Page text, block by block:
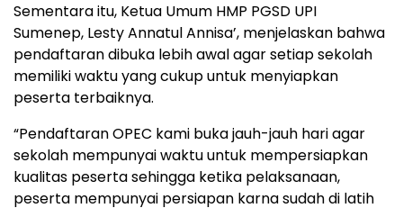
Sementara itu, Ketua Umum HMP PGSD UPI
Sumenep, Lesty Annatul Annisa’, menjelaskan bahwa
pendaftaran dibuka lebih awal agar setiap sekolah
memiliki waktu yang cukup untuk menyiapkan
peserta terbaiknya.
“Pendaftaran OPEC kami buka jauh-jauh hari agar
sekolah mempunyai waktu untuk mempersiapkan
kualitas peserta sehingga ketika pelaksanaan,
peserta mempunyai persiapan karna sudah di latih